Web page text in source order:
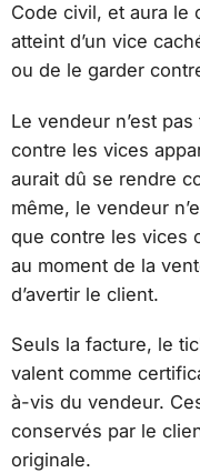
Code civil, et aura le
atteint d’un vice
ou de le garder
Le vendeur n’est
contre les vices
aurait dû se rendre
même, le vendeur
que contre les vices
au moment de la
d’avertir le client.
Seuls la facture, le
valent comme
à-vis du vendeur.
conservés par le
originale.